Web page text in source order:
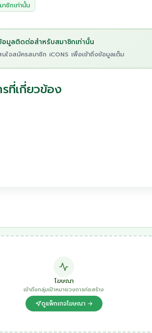
ชิกเท่านั้น
อมูลติดต่อสำหรับสมาชิกเท่านั้น
นใจสมัครสมาชิก iCONS เพื่อเข้าถึงข้อมูลเต็ม
รที่เกี่ยวข้อง
โฆษณา
เข้าถึงกลุ่มเป้าหมายวงการก่อสร้าง
ดูแพ็กเกจโฆษณา →